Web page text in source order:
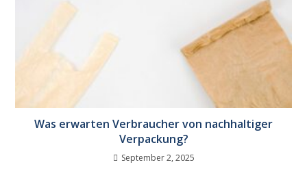
Was erwarten Verbraucher von nachhaltiger
Verpackung?
September 2, 2025